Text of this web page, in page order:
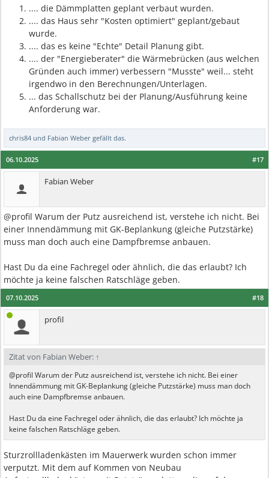
.... die Dämmplatten geplant verbaut wurden.
.... das Haus sehr "Kosten optimiert" geplant/gebaut
wurde.
.... das es keine "Echte" Detail Planung gibt.
.... der "Energieberater" die Wärmebrücken (aus welchen
Gründen auch immer) verbessern "Musste" weil... steht
irgendwo in den Berechnungen/Unterlagen.
... das Schallschutz bei der Planung/Ausführung keine
Anforderung war.
chris84 und Fabian Weber gefällt das.
#17
06.10.2025
Fabian Weber
@profil Warum der Putz ausreichend ist, verstehe ich nicht. Bei
einer Innendämmung mit GK-Beplankung (gleiche Putzstärke)
muss man doch auch eine Dampfbremse anbauen.
Hast Du da eine Fachregel oder ähnlich, die das erlaubt? Ich
möchte ja keine falschen Ratschläge geben.
#18
07.10.2025
profil
Zitat von Fabian Weber: ↑
@profil Warum der Putz ausreichend ist, verstehe ich nicht. Bei einer
Innendämmung mit GK-Beplankung (gleiche Putzstärke) muss man doch
auch eine Dampfbremse anbauen.
Hast Du da eine Fachregel oder ähnlich, die das erlaubt? Ich möchte ja
keine falschen Ratschläge geben.
Sturzrollladenkästen im Mauerwerk wurden schon immer
verputzt. Mit dem auf Kommen von Neubau